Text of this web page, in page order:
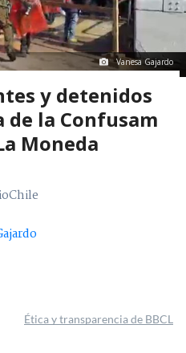
Vanesa Gajardo
y detenidos
la Confusam
Moneda
Ética y transparencia de BBCL